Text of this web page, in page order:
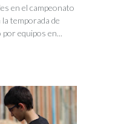
en el campeonato
temporada de
equipos en...